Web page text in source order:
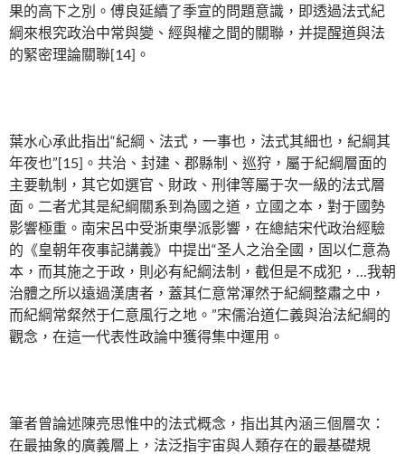
果的高下之別。傅良延續了季宣的問題意識，即透過法式紀
綱來根究政治中常與變、經與權之間的關聯，并提醒道與法
的緊密理論關聯[14]。
葉水心承此指出“紀綱、法式，一事也，法式其細也，紀綱其
年夜也”[15]。共治、封建、郡縣制、巡狩，屬于紀綱層面的
主要軌制，其它如選官、財政、刑律等屬于次一級的法式層
面。二者尤其是紀綱關系到為國之道，立國之本，對于國勢
影響極重。南宋呂中受浙東學派影響，在總結宋代政治經驗
的《皇朝年夜事記講義》中提出“圣人之治全國，固以仁意為
本，而其施之于政，則必有紀綱法制，截但是不成犯，…我朝
治體之所以遠過漢唐者，蓋其仁意常渾然于紀綱整肅之中，
而紀綱常粲然于仁意風行之地。”宋儒治道仁義與治法紀綱的
觀念，在這一代表性政論中獲得集中運用。
筆者曾論述陳亮思惟中的法式概念，指出其內涵三個層次：
在最抽象的廣義層上，法泛指宇宙與人類存在的最基礎規